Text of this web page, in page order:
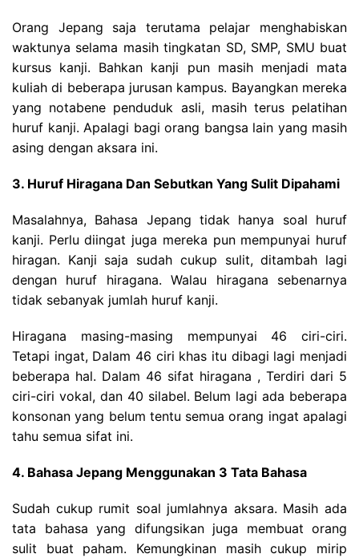
Orang Jepang saja terutama pelajar menghabiskan
waktunya selama masih tingkatan SD, SMP, SMU buat
kursus kanji. Bahkan kanji pun masih menjadi mata
kuliah di beberapa jurusan kampus. Bayangkan mereka
yang notabene penduduk asli, masih terus pelatihan
huruf kanji. Apalagi bagi orang bangsa lain yang masih
asing dengan aksara ini.
3. Huruf Hiragana Dan Sebutkan Yang Sulit Dipahami
Masalahnya, Bahasa Jepang tidak hanya soal huruf
kanji. Perlu diingat juga mereka pun mempunyai huruf
hiragan. Kanji saja sudah cukup sulit, ditambah lagi
dengan huruf hiragana. Walau hiragana sebenarnya
tidak sebanyak jumlah huruf kanji.
Hiragana masing-masing mempunyai 46 ciri-ciri.
Tetapi ingat, Dalam 46 ciri khas itu dibagi lagi menjadi
beberapa hal. Dalam 46 sifat hiragana , Terdiri dari 5
ciri-ciri vokal, dan 40 silabel. Belum lagi ada beberapa
konsonan yang belum tentu semua orang ingat apalagi
tahu semua sifat ini.
4. Bahasa Jepang Menggunakan 3 Tata Bahasa
Sudah cukup rumit soal jumlahnya aksara. Masih ada
tata bahasa yang difungsikan juga membuat orang
sulit buat paham. Kemungkinan masih cukup mirip